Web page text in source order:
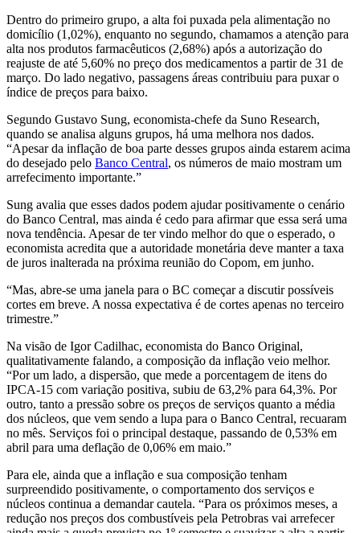
Dentro do primeiro grupo, a alta foi puxada pela alimentação no
domicílio (1,02%), enquanto no segundo, chamamos a atenção para
alta nos produtos farmacêuticos (2,68%) após a autorização do
reajuste de até 5,60% no preço dos medicamentos a partir de 31 de
março. Do lado negativo, passagens áreas contribuiu para puxar o
índice de preços para baixo.
Segundo Gustavo Sung, economista-chefe da Suno Research,
quando se analisa alguns grupos, há uma melhora nos dados.
“Apesar da inflação de boa parte desses grupos ainda estarem acima
do desejado pelo Banco Central, os números de maio mostram um
arrefecimento importante.”
Sung avalia que esses dados podem ajudar positivamente o cenário
do Banco Central, mas ainda é cedo para afirmar que essa será uma
nova tendência. Apesar de ter vindo melhor do que o esperado, o
economista acredita que a autoridade monetária deve manter a taxa
de juros inalterada na próxima reunião do Copom, em junho.
“Mas, abre-se uma janela para o BC começar a discutir possíveis
cortes em breve. A nossa expectativa é de cortes apenas no terceiro
trimestre.”
Na visão de Igor Cadilhac, economista do Banco Original,
qualitativamente falando, a composição da inflação veio melhor.
“Por um lado, a dispersão, que mede a porcentagem de itens do
IPCA-15 com variação positiva, subiu de 63,2% para 64,3%. Por
outro, tanto a pressão sobre os preços de serviços quanto a média
dos núcleos, que vem sendo a lupa para o Banco Central, recuaram
no mês. Serviços foi o principal destaque, passando de 0,53% em
abril para uma deflação de 0,06% em maio.”
Para ele, ainda que a inflação e sua composição tenham
surpreendido positivamente, o comportamento dos serviços e
núcleos continua a demandar cautela. “Para os próximos meses, a
redução nos preços dos combustíveis pela Petrobras vai arrefecer